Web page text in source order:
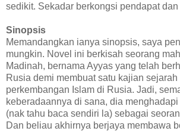
sedikit. Sekadar berkongsi pendapat dan
Sinopsis
Memandangkan ianya sinopsis, saya
mungkin. Novel ini berkisah seorang
Madinah, bernama Ayyas yang telah
Rusia demi membuat satu kajian sejarah
perkembangan Islam di Rusia. Jadi,
keberadaannya di sana, dia
(nak tahu baca sendiri la) sebagai
Dan beliau akhirnya berjaya membawa